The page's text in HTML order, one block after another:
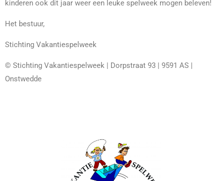
kinderen ook dit jaar weer een leuke spelweek mogen beleven!
Het bestuur,
Stichting Vakantiespelweek
© Stichting Vakantiespelweek | Dorpstraat 93 | 9591 AS |
Onstwedde